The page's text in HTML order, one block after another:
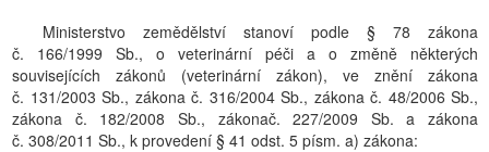
Ministerstvo zemědělství stanoví podle § 78 zákona
č. 166/1999 Sb., o veterinární péči a o změně některých
souvisejících zákonů (veterinární zákon), ve znění zákona
č. 131/2003 Sb., zákona č. 316/2004 Sb., zákona č. 48/2006 Sb.,
zákona č. 182/2008 Sb., zákonač. 227/2009 Sb. a zákona
č. 308/2011 Sb., k provedení § 41 odst. 5 písm. a) zákona: